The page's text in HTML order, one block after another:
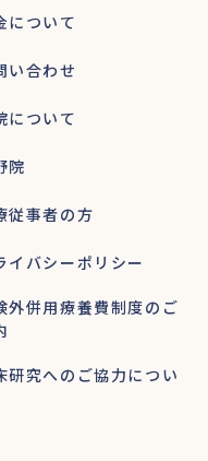
について
い合わせ
について
院
従事者の方
イバシーポリシー
外併用療養費制度のご
研究へのご協力につい